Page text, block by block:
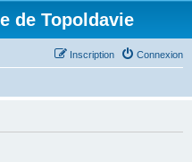
de Topoldavie
Connexion
Inscription